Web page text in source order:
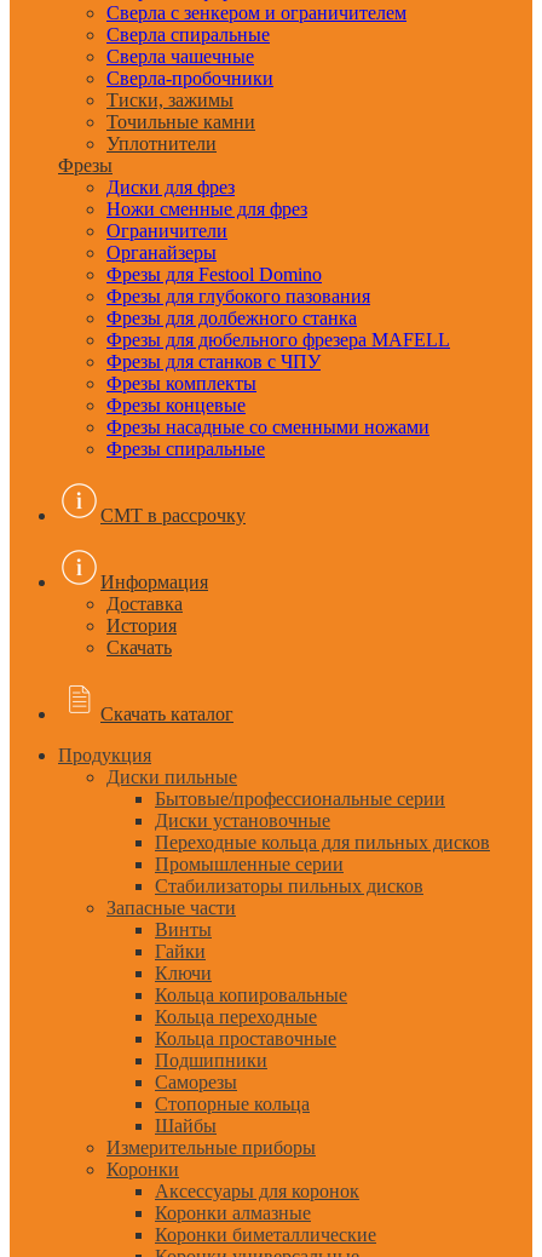
Сверла с зенкером и ограничителем
Сверла спиральные
Сверла чашечные
Сверла-пробочники
Тиски, зажимы
Точильные камни
Уплотнители
Фрезы
Диски для фрез
Ножи сменные для фрез
Ограничители
Органайзеры
Фрезы для Festool Domino
Фрезы для глубокого пазования
Фрезы для долбежного станка
Фрезы для дюбельного фрезера MAFELL
Фрезы для станков с ЧПУ
Фрезы комплекты
Фрезы концевые
Фрезы насадные со сменными ножами
Фрезы спиральные
CMT в рассрочку
Информация
Доставка
История
Скачать
Скачать каталог
Продукция
Диски пильные
Бытовые/профессиональные серии
Диски установочные
Переходные кольца для пильных дисков
Промышленные серии
Стабилизаторы пильных дисков
Запасные части
Винты
Гайки
Ключи
Кольца копировальные
Кольца переходные
Кольца проставочные
Подшипники
Саморезы
Стопорные кольца
Шайбы
Измерительные приборы
Коронки
Аксессуары для коронок
Коронки алмазные
Коронки биметаллические